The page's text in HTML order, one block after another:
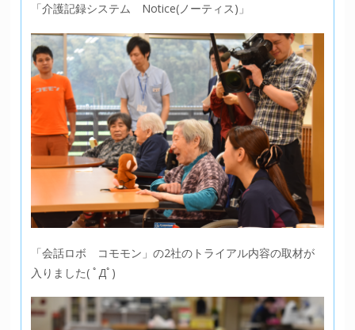
「介護記録システム Notice(ノーティス)」
「会話ロボ コモモン」の2社のトライアル内容の取材が
入りました( ﾟДﾟ)